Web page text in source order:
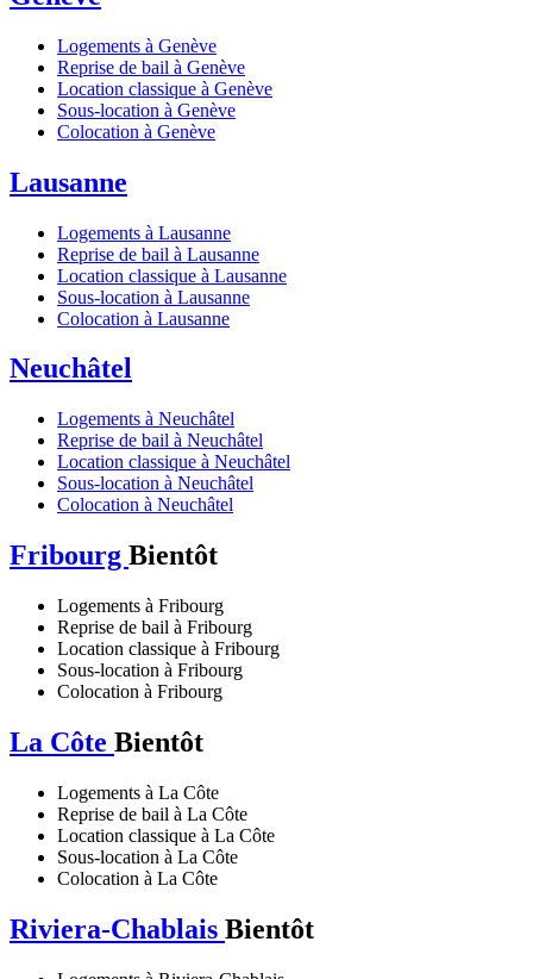
Logements à Genève
Reprise de bail à Genève
Location classique à Genève
Sous-location à Genève
Colocation à Genève
Lausanne
Logements à Lausanne
Reprise de bail à Lausanne
Location classique à Lausanne
Sous-location à Lausanne
Colocation à Lausanne
Neuchâtel
Logements à Neuchâtel
Reprise de bail à Neuchâtel
Location classique à Neuchâtel
Sous-location à Neuchâtel
Colocation à Neuchâtel
Fribourg Bientôt
Logements à Fribourg
Reprise de bail à Fribourg
Location classique à Fribourg
Sous-location à Fribourg
Colocation à Fribourg
La Côte Bientôt
Logements à La Côte
Reprise de bail à La Côte
Location classique à La Côte
Sous-location à La Côte
Colocation à La Côte
Riviera-Chablais Bientôt